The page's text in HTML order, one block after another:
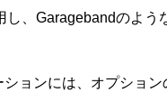
、Garagebandのよう
ョンには、オプショ